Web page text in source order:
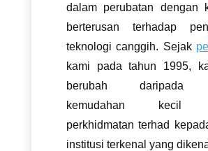
dalam perubatan dengan
berterusan terhadap
teknologi canggih. Sejak
kami pada tahun 1995,
berubah daripada
kemudahan kecil
perkhidmatan terhad
institusi terkenal yang